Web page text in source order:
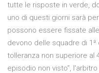
tutte le risposte in verde,
uno di questi giorni sarà
possono essere fissate
devono delle squadre di
tolleranza non superiore al
episodio non visto”,